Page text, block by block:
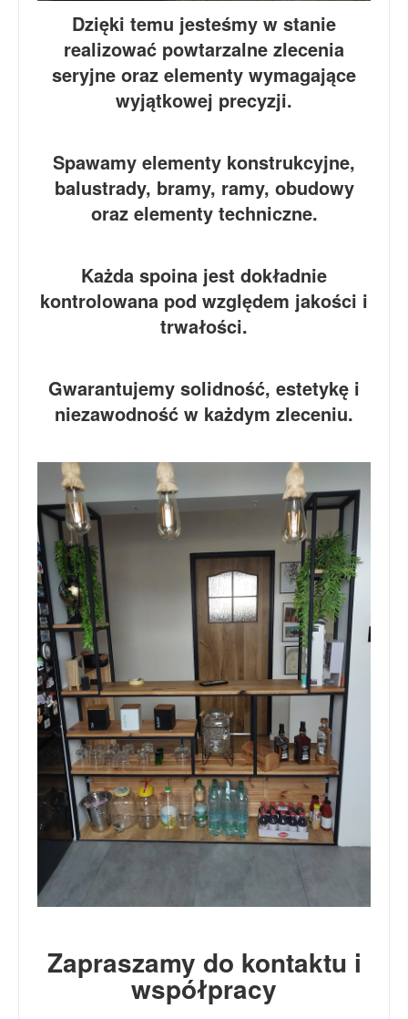
Dzięki temu jesteśmy w stanie
realizować powtarzalne zlecenia
seryjne oraz elementy wymagające
wyjątkowej precyzji.
Spawamy elementy konstrukcyjne,
balustrady, bramy, ramy, obudowy
oraz elementy techniczne.
Każda spoina jest dokładnie
kontrolowana pod względem jakości i
trwałości.
Gwarantujemy solidność, estetykę i
niezawodność w każdym zleceniu.
Zapraszamy do kontaktu i
współpracy